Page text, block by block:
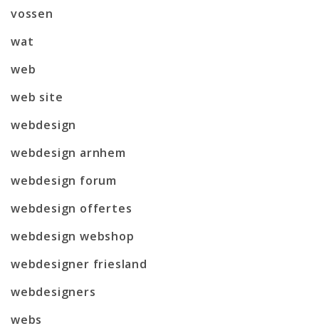
vossen
wat
web
web site
webdesign
webdesign arnhem
webdesign forum
webdesign offertes
webdesign webshop
webdesigner friesland
webdesigners
webs